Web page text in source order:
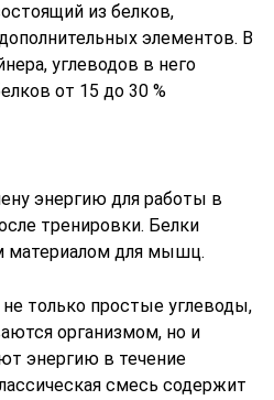
из белков,
элементов. В
углеводов в него
от 15 до 30 %
энергию для работы в
тренировки. Белки
материалом для мышц.
только простые углеводы,
организмом, но и
энергию в течение
смесь содержит